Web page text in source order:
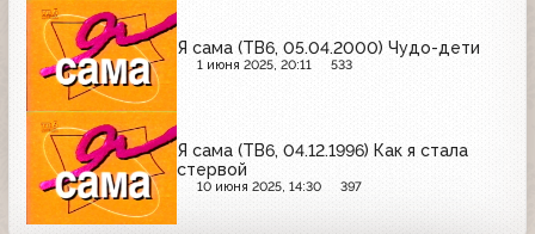
Я сама (ТВ6, 05.04.2000) Чудо-дети
1 июня 2025, 20:11 533
Я сама (ТВ6, 04.12.1996) Как я стала
стервой
10 июня 2025, 14:30 397